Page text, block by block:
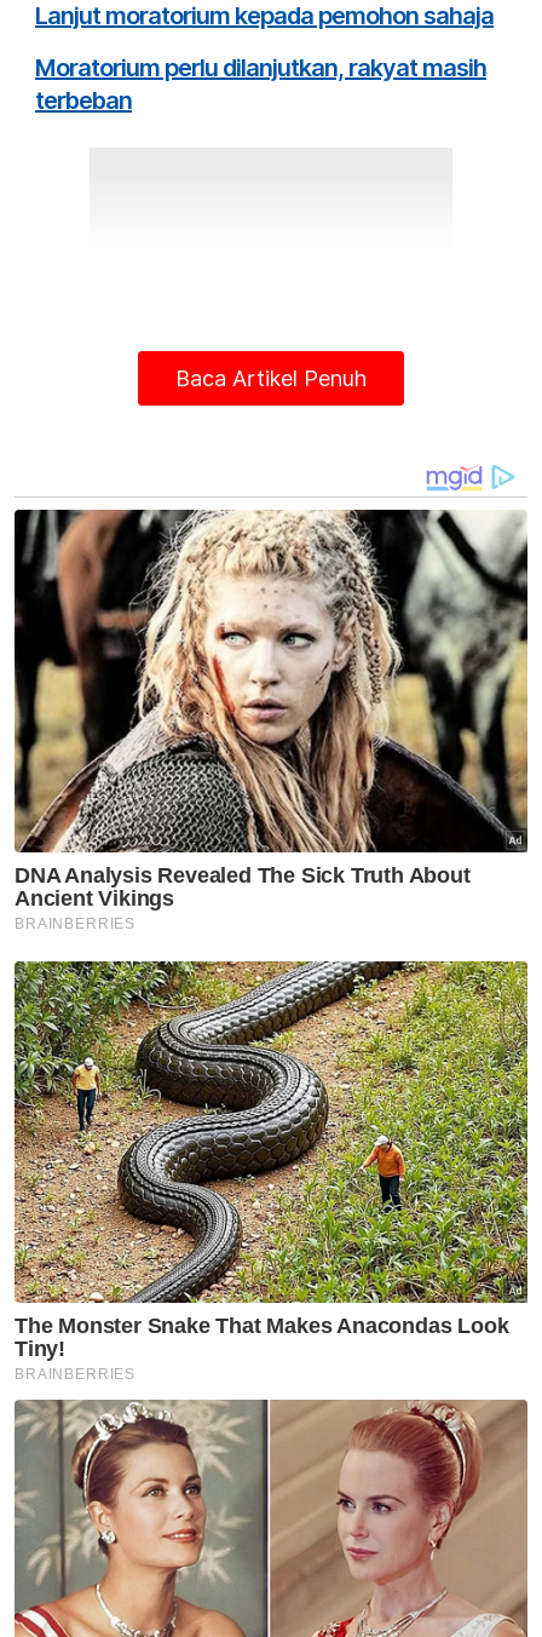
Lanjut moratorium kepada pemohon sahaja
Moratorium perlu dilanjutkan, rakyat masih
terbeban
Sementara itu, Ketua Pakar Ekonomi Affin
Hwang Capital, Alan Tan berkata, pihaknya
mengekalkan unjuran Keluaran Dalam
Negara Kasar (KDNK) Malaysia tahun ini pada
penguncupan 3.5 peratus, dipengaruhi
ketidaktentuan ekonomi disebabkan
kebimbangan meningkat mengenai
pandemik Covid-19.
Beliau berkata, penguncupan paling ketara
dijangka dilihat pada suku kedua tahun ini.
“Namun, kami berpendapat pertumbuhan
akan pulih kepada enam peratus tahun
depan manakala eksport dijangka meningkat
semula kepada tujuh peratus," katanya.
Artikel Berkaitan:
Warga asing terus monopoli luar Pasar Borong Kuala
Lumpur
Insentif diskaun bayaran balik pinjaman PTPTN
Mohd Shuhaily dilantik Ketua Polis Kuala Lumpur
Mengenai kadar dasar semalaman (OPR),
beliau berkata, Bank Negara Malaysia
dijangka mengekalkan kadar semasa hingga
akhir 2021 sebelum menormalkannya
kembali kepada tiga peratus.
Baca Artikel Penuh